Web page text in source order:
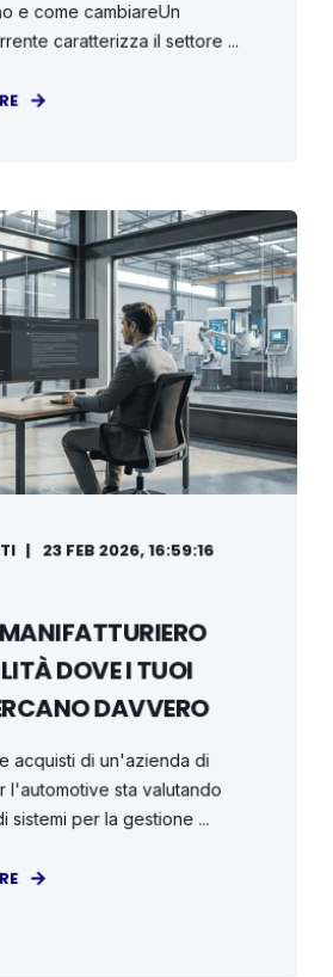
e come cambiareUn
caratterizza il settore ...
23 FEB 2026, 16:59:16
DOVE I TUOI
DAVVERO
acquisti di un'azienda di
l'automotive sta valutando
sistemi per la gestione ...